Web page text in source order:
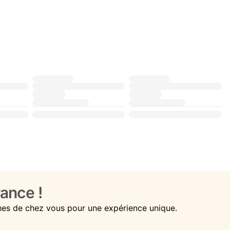
!
de chez vous pour une expérience unique.